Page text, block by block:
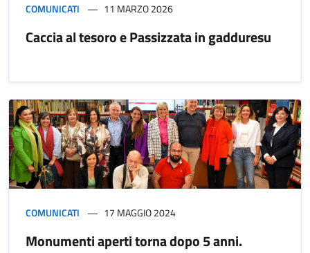
COMUNICATI 11 MARZO 2026
Caccia al tesoro e Passizzata in gadduresu
COMUNICATI 17 MAGGIO 2024
Monumenti aperti torna dopo 5 anni.